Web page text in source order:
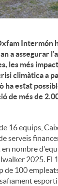
Intermón
a assegurar
les més
climàtica a
ha estat
de més de
16 equips,
serveis
nombre
2025. El
de 100